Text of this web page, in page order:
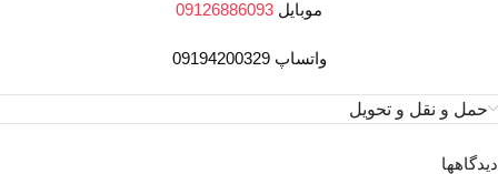
موبایل 09126886093
واتساپ 09194200329
حمل و نقل و تحویل
دیدگاهها